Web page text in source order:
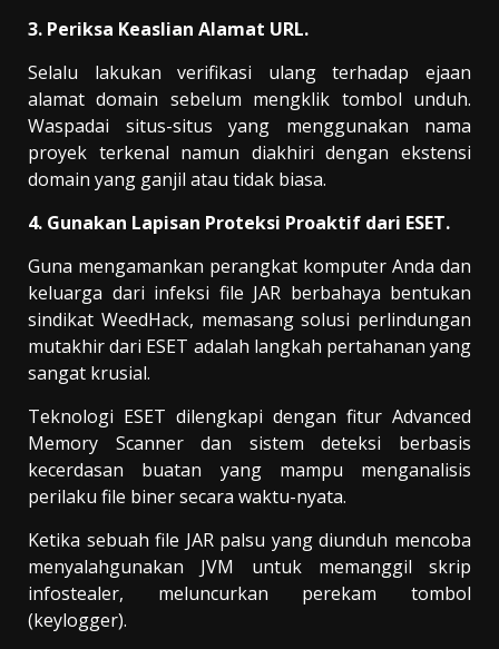
3. Periksa Keaslian Alamat URL.
Selalu lakukan verifikasi ulang terhadap ejaan
alamat domain sebelum mengklik tombol unduh.
Waspadai situs-situs yang menggunakan nama
proyek terkenal namun diakhiri dengan ekstensi
domain yang ganjil atau tidak biasa.
4. Gunakan Lapisan Proteksi Proaktif dari ESET.
Guna mengamankan perangkat komputer Anda dan
keluarga dari infeksi file JAR berbahaya bentukan
sindikat WeedHack, memasang solusi perlindungan
mutakhir dari ESET adalah langkah pertahanan yang
sangat krusial.
Teknologi ESET dilengkapi dengan fitur Advanced
Memory Scanner dan sistem deteksi berbasis
kecerdasan buatan yang mampu menganalisis
perilaku file biner secara waktu-nyata.
Ketika sebuah file JAR palsu yang diunduh mencoba
menyalahgunakan JVM untuk memanggil skrip
infostealer, meluncurkan perekam tombol
(keylogger).